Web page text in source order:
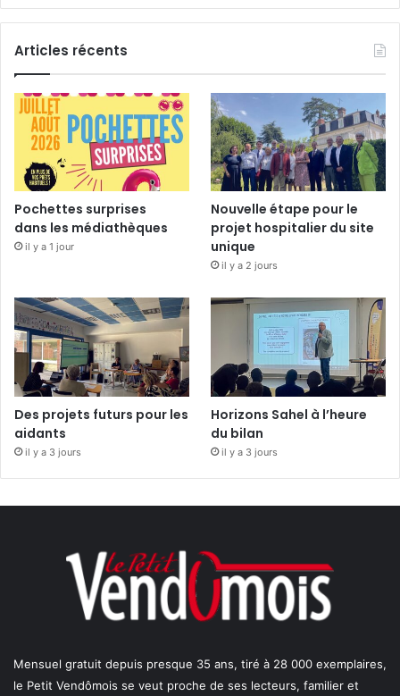
Articles récents
Pochettes surprises
dans les médiathèques
il y a 1 jour
Nouvelle étape pour le
projet hospitalier du site
unique
il y a 2 jours
Des projets futurs pour les
aidants
il y a 3 jours
Horizons Sahel à l’heure
du bilan
il y a 3 jours
Mensuel gratuit depuis presque 35 ans, tiré à 28 000 exemplaires,
le Petit Vendômois se veut proche de ses lecteurs, familier et